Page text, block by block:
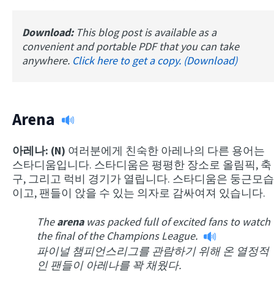
Download: This blog post is available as a
convenient and portable PDF that you can take
anywhere. Click here to get a copy. (Download)
Arena
아레나: (N) 여러분에게 친숙한 아레나의 다른 용어는
스타디움입니다. 스타디움은 평평한 장소로 올림픽, 축
구, 그리고 럭비 경기가 열립니다. 스타디움은 둥근모습
이고, 팬들이 앉을 수 있는 의자로 감싸여져 있습니다.
Thearenawas packed full of excited fans to watch
the final of the Champions League.
파이널 챔피언스리그를 관람하기 위해 온 열정적
인 팬들이 아레나를 꽉 채웠다.